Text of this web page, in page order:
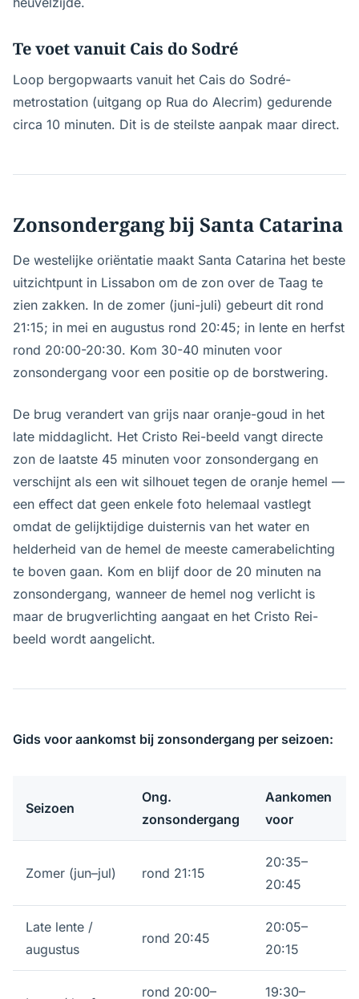
Te voet vanuit Cais do Sodré
Loop bergopwaarts vanuit het Cais do Sodré-
metrostation (uitgang op Rua do Alecrim) gedurende
circa 10 minuten. Dit is de steilste aanpak maar direct.
Zonsondergang bij Santa Catarina
De westelijke oriëntatie maakt Santa Catarina het beste
uitzichtpunt in Lissabon om de zon over de Taag te
zien zakken. In de zomer (juni-juli) gebeurt dit rond
21:15; in mei en augustus rond 20:45; in lente en herfst
rond 20:00-20:30. Kom 30-40 minuten voor
zonsondergang voor een positie op de borstwering.
De brug verandert van grijs naar oranje-goud in het
late middaglicht. Het Cristo Rei-beeld vangt directe
zon de laatste 45 minuten voor zonsondergang en
verschijnt als een wit silhouet tegen de oranje hemel —
een effect dat geen enkele foto helemaal vastlegt
omdat de gelijktijdige duisternis van het water en
helderheid van de hemel de meeste camerabelichting
te boven gaan. Kom en blijf door de 20 minuten na
zonsondergang, wanneer de hemel nog verlicht is
maar de brugverlichting aangaat en het Cristo Rei-
beeld wordt aangelicht.
Gids voor aankomst bij zonsondergang per seizoen:
Seizoen
Ong.
zonsondergang
Aankomen
voor
Zomer (jun–jul) rond 21:15
20:35–
20:45
Late lente /
augustus
rond 20:45
20:05–
20:15
rond 20:00– 19:30–